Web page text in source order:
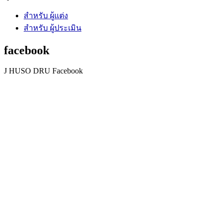
สำหรับ ผู้แต่ง
สำหรับ ผู้ประเมิน
facebook
J HUSO DRU Facebook